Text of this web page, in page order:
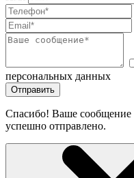
персональных данных
Отправить
Спасибо! Ваше сообщение
успешно отправлено.